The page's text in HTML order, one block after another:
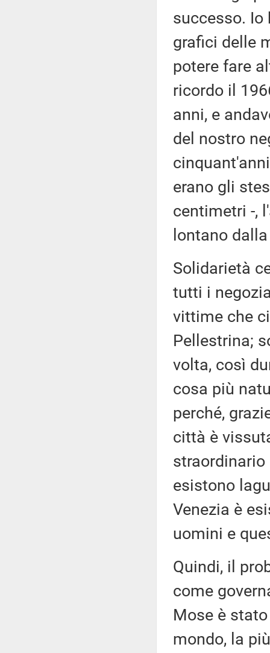
successo.
grafici delle
potere fare
ricordo il
anni, e
del nostro
erano gli
centimetri -,
lontano
Solidarietà
tutti i
vittime che
Pellestrina;
volta, così
cosa più
perché,
città è
esistono
Venezia è
uomini e
Quindi, il
come
Mose è
mondo, la